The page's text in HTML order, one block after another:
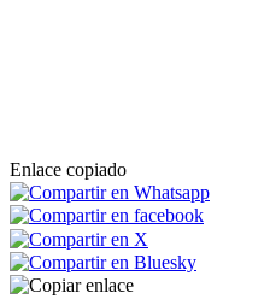
Enlace copiado